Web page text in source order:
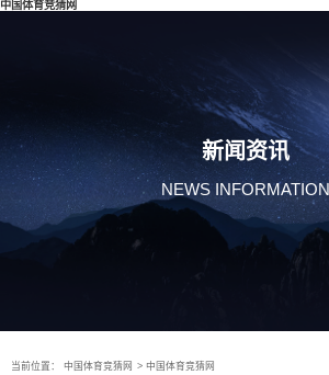
中国体育竞猜网
新闻资讯
NEWS INFORMATION
当前位置： 中国体育竞猜网 > 中国体育竞猜网